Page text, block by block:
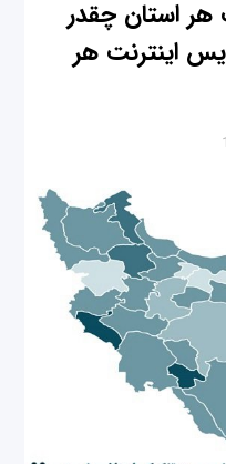
هر استان چقدر
اینترنت هر